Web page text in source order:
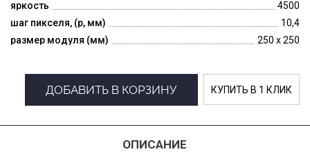
яркость
4500
шаг пикселя, (p, мм)
10,4
размер модуля (мм)
250 x 250
ДОБАВИТЬ В КОРЗИНУ КУПИТЬ В 1 КЛИК
ОПИСАНИЕ